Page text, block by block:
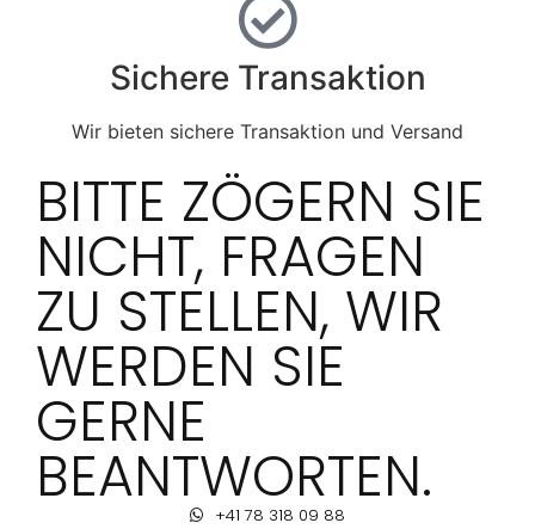
Sichere Transaktion
Wir bieten sichere Transaktion und Versand
BITTE ZÖGERN SIE
NICHT, FRAGEN
ZU STELLEN, WIR
WERDEN SIE
GERNE
BEANTWORTEN.
+41 78 318 09 88